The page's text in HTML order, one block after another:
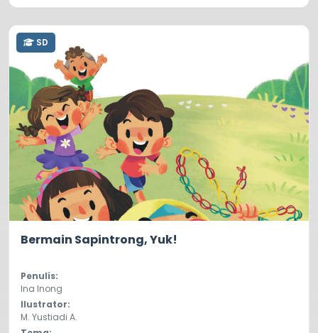
SD
Bermain Sapintrong, Yuk!
Penulis:
Ina Inong
Ilustrator:
M. Yustiadi A.